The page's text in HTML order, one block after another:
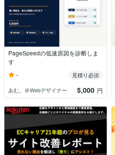
PageSpeedの低速原因を診断しま
す
-
見積り必須
あむ。＠Webデザイナー
5,000 円